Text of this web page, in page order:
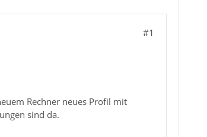
#1
Rechner neues Profil mit
sind da.